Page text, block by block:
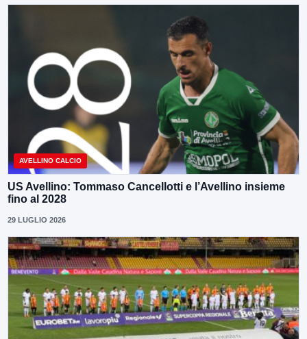
AVELLINO CALCIO
US Avellino: Tommaso Cancellotti e l’Avellino insieme
fino al 2028
29 LUGLIO 2026